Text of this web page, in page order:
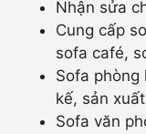
Nhận sửa
Cung cấp
sofa café,
Sofa
kế, sản
Sofa văn